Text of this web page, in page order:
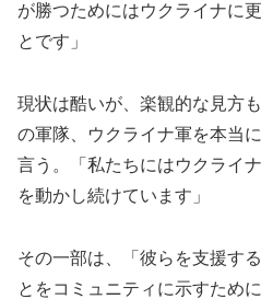
が勝つためにはウクライナに
とです」
現状は酷いが、楽観的な見方
の軍隊、ウクライナ軍を本当
言う。「私たちにはウクライ
を動かし続けています」
その一部は、「彼らを支援す
とをコミュニティに示すため